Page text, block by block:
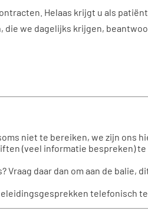
Helaas krijgt u als
we dagelijks krijgen,
niet te bereiken, we zijn ons
(veel informatie bespreken)
daar dan om aan de balie,
telefonisch